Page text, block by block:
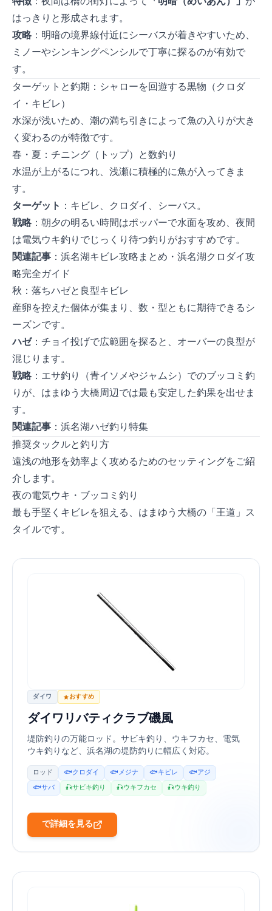
はっきりと形成されます。
攻略 ：明暗の境界線付近にシーバスが着きやすいため、
ミノーやシンキングペンシルで丁寧に探るのが有効で
す。
ターゲットと釣期：シャローを回遊する黒物（クロダ
イ・キビレ）
水深が浅いため、潮の満ち引きによって魚の入りが大き
く変わるのが特徴です。
春・夏：チニング（トップ）と数釣り
水温が上がるにつれ、浅瀬に積極的に魚が入ってきま
す。
ターゲット ：キビレ、クロダイ、シーバス。
戦略 ：朝夕の明るい時間はポッパーで水面を攻め、夜間
は電気ウキ釣りでじっくり待つ釣りがおすすめです。
関連記事 ： 浜名湖キビレ攻略まとめ ・ 浜名湖クロダイ攻
略完全ガイド
秋：落ちハゼと良型キビレ
産卵を控えた個体が集まり、数・型ともに期待できるシ
ーズンです。
ハゼ：チョイ投げで広範囲を探ると、15cmオーバーの良型が
混じります。
戦略 ：エサ釣り（青イソメやジャムシ）でのブッコミ釣
りが、はまゆう大橋周辺では最も安定した釣果を出せま
す。
関連記事 ： 浜名湖ハゼ釣り特集
推奨タックルと釣り方
遠浅の地形を効率よく攻めるためのセッティングをご紹
介します。
夜の電気ウキ・ブッコミ釣り
最も手堅くキビレを狙える、はまゆう大橋の「王道」ス
タイルです。
ダイワ おすすめ
ダイワ リバティクラブ 磯風
堤防釣りの万能ロッド。サビキ釣り、ウキフカセ、電気
ウキ釣りなど、浜名湖の堤防釣りに幅広く対応。
ロッド 🐟 クロダイ 🐟 メジナ 🐟 キビレ 🐟 アジ
🐟 サバ 🎣 サビキ釣り 🎣 ウキフカセ 🎣 ウキ釣り
Amazonで詳細を見る